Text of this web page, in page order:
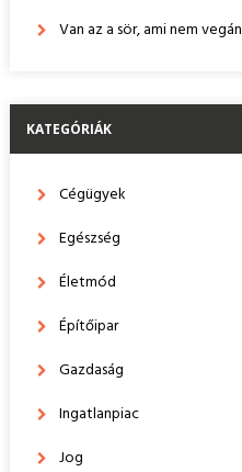
Van az a sör, ami nem vegán
KATEGÓRIÁK
Cégügyek
Egészség
Életmód
Építőipar
Gazdaság
Ingatlanpiac
Jog